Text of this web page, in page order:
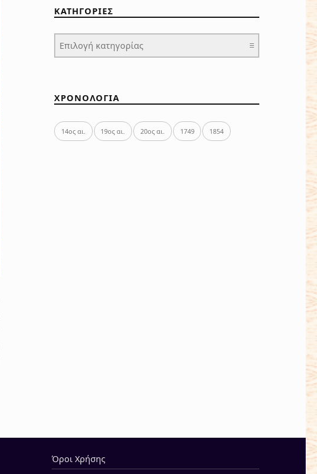
ΚΑΤΗΓΟΡΙΕΣ
ΚΑΤΗΓΟΡΙΕΣ
ΧΡΟΝΟΛΟΓΙΑ
14ος αι. 19ος αι. 20ος αι. 1749 1854
Όροι Χρήσης